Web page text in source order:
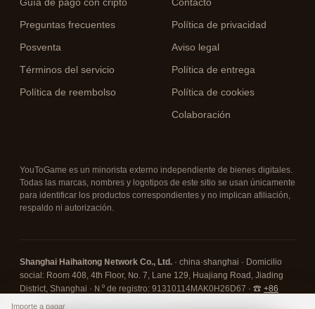
Importe a pagar
Guía de pago con cripto
Preguntas frecuentes
Posventa
Términos del servicio
Política de reembolso
Contacto
Política de privacidad
Aviso legal
Política de entrega
Política de cookies
Colaboración
YouToGame es un minorista externo independiente de bienes digitales.
Todas las marcas, nombres y logotipos de este sitio se usan únicamente
para identificar los productos correspondientes y no implican afiliación,
respaldo ni autorización.
Shanghai Haihaitong Network Co., Ltd. · china·shanghai · Domicilio
social: Room 408, 4th Floor, No. 7, Lane 129, Huajiang Road, Jiading
District, Shanghai · N.º de registro: 91310114MAK0H26D67 · ☎ +86